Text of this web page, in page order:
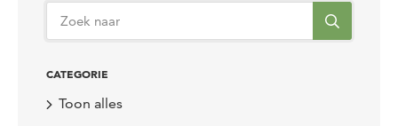
CATEGORIE
Toon alles